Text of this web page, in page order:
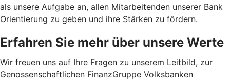
als unsere Aufgabe an, allen Mitarbeitenden unserer Bank
Orientierung zu geben und ihre Stärken zu fördern.
Erfahren Sie mehr über unsere Werte
Wir freuen uns auf Ihre Fragen zu unserem Leitbild, zur
Genossenschaftlichen FinanzGruppe Volksbanken